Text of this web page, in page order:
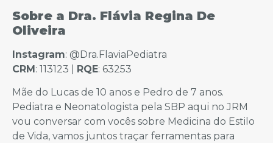
Sobre a Dra. Flávia Regina De
Oliveira
Instagram: @Dra.FlaviaPediatra
CRM: 113123 | RQE: 63253
Mãe do Lucas de 10 anos e Pedro de 7 anos.
Pediatra e Neonatologista pela SBP aqui no JRM
vou conversar com vocês sobre Medicina do Estilo
de Vida, vamos juntos traçar ferramentas para